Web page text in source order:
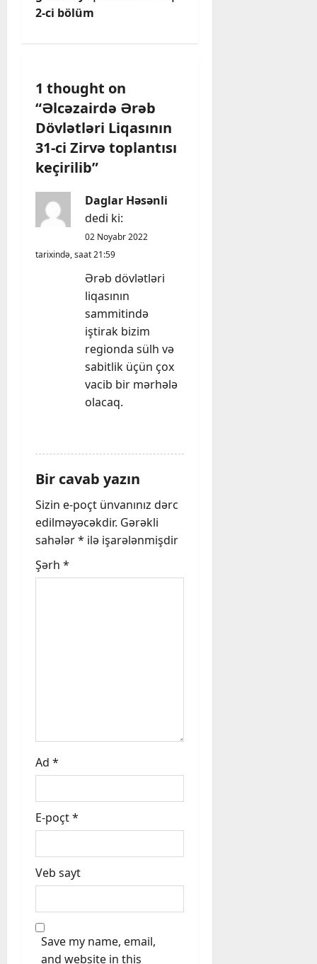
a
i
g
a
t
o
n
2-ci bölüm
1 thought on
“Əlcəzairdə Ərəb
Dövlətləri Liqasının
31-ci Zirvə toplantısı
keçirilib”
Daglar Həsənli
dedi ki:
02 Noyabr 2022
tarixində, saat 21:59
Ərəb dövlətləri
liqasının
sammitində
iştirak bizim
regionda sülh və
sabitlik üçün çox
vacib bir mərhələ
olacaq.
Bir cavab yazın
Sizin e-poçt ünvanınız dərc
edilməyəcəkdir. Gərəkli
sahələr* ilə işarələnmişdir
Şərh *
Ad *
E-poçt*
Veb sayt
Save my name, email,
and website in this